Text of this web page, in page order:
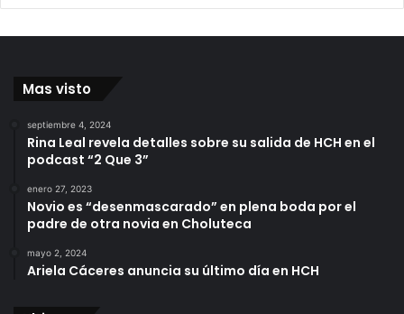
Mas visto
septiembre 4, 2024
Rina Leal revela detalles sobre su salida de HCH en el
podcast “2 Que 3”
enero 27, 2023
Novio es “desenmascarado” en plena boda por el
padre de otra novia en Choluteca
mayo 2, 2024
Ariela Cáceres anuncia su último día en HCH